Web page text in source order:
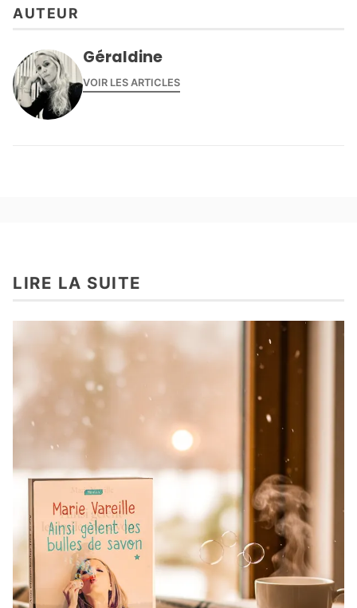
AUTEUR
Géraldine
VOIR LES ARTICLES
LIRE LA SUITE